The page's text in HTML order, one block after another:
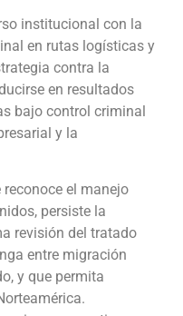
institucional con la
en rutas logísticas y
contra la
en resultados
bajo control criminal
y la
el manejo
persiste la
revisión del tratado
entre migración
y que permita